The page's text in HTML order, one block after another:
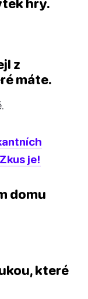
z
máte.
je!
domu
které